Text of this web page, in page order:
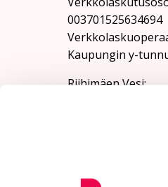
003701525634694
Kaupungin y-
Rii­hi­mäen Vesi:
Riihimäen Veden